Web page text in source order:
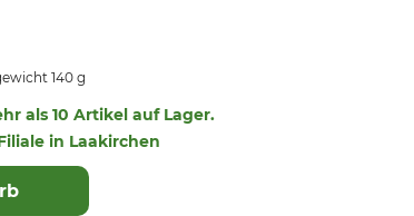
140 g
als 10 Artikel auf Lager.
in Laakirchen